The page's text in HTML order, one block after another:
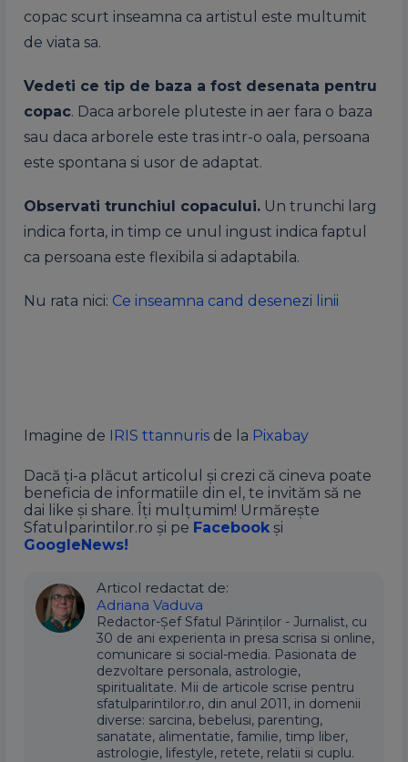
copac scurt inseamna ca artistul este multumit
de viata sa.
Vedeti ce tip de baza a fost desenata pentru
copac. Daca arborele pluteste in aer fara o baza
sau daca arborele este tras intr-o oala, persoana
este spontana si usor de adaptat.
Observati trunchiul copacului. Un trunchi larg
indica forta, in timp ce unul ingust indica faptul
ca persoana este flexibila si adaptabila.
Nu rata nici: Ce inseamna cand desenezi linii
Imagine de IRIS ttannuris de la Pixabay
Dacă ți-a plăcut articolul și crezi că cineva poate
beneficia de informatiile din el, te invităm să ne
dai like și share. Îți mulțumim! Urmărește
Sfatulparintilor.ro și pe Facebook și
GoogleNews!
Articol redactat de:
Adriana Vaduva
Redactor-Șef Sfatul Părinților - Jurnalist, cu
30 de ani experienta in presa scrisa si online,
comunicare si social-media. Pasionata de
dezvoltare personala, astrologie,
spiritualitate. Mii de articole scrise pentru
sfatulparintilor.ro, din anul 2011, in domenii
diverse: sarcina, bebelusi, parenting,
sanatate, alimentatie, familie, timp liber,
astrologie, lifestyle, retete, relatii si cuplu.